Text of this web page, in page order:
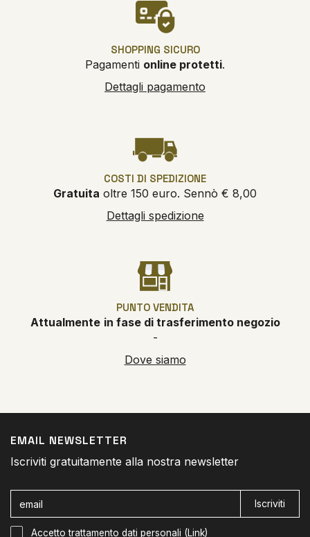
SHOPPING SICURO
Pagamenti online protetti.
Dettagli pagamento
COSTI DI SPEDIZIONE
Gratuita oltre 150 euro. Sennò € 8,00
Dettagli spedizione
PUNTO VENDITA
Attualmente in fase di trasferimento negozio
-
Dove siamo
EMAIL NEWSLETTER
Iscriviti gratuitamente alla nostra newsletter
Iscriviti
Accetto trattamento dati personali (Link)